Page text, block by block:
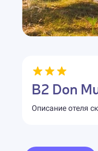
B2 Don
Описание отеля